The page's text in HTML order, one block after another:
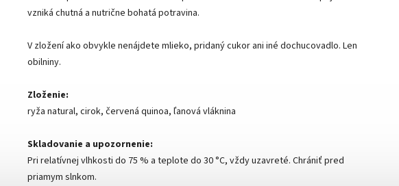
vzniká chutná a nutrične bohatá potravina.
V zložení ako obvykle nenájdete mlieko, pridaný cukor ani iné dochucovadlo. Len
obilniny.
Zloženie:
ryža natural, cirok, červená quinoa, ľanová vláknina
Skladovanie a upozornenie:
Pri relatívnej vlhkosti do 75 % a teplote do 30 °C, vždy uzavreté. Chrániť pred
priamym slnkom.